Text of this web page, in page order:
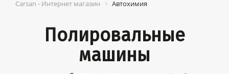
Carsan - Интернет магазин Автохимия
Полировальные
машины